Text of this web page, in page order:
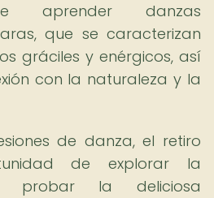
aprender danzas
que se caracterizan
gráciles y enérgicos, así
con la naturaleza y la
de danza, el retiro
de explorar la
probar la deliciosa